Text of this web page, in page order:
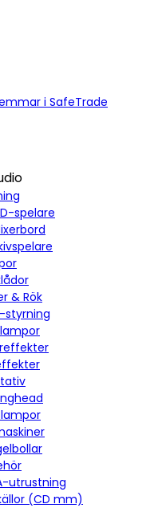
i SafeTrade
spelare
& Rök
styrning
lampor
utrustning
(CD mm)